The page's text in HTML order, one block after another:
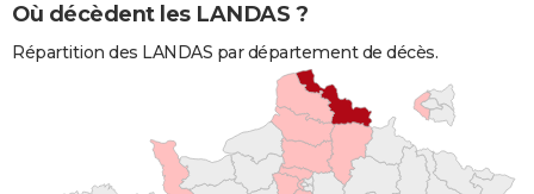
Où décèdent les LANDAS ?
Répartition des LANDAS par département de décès.